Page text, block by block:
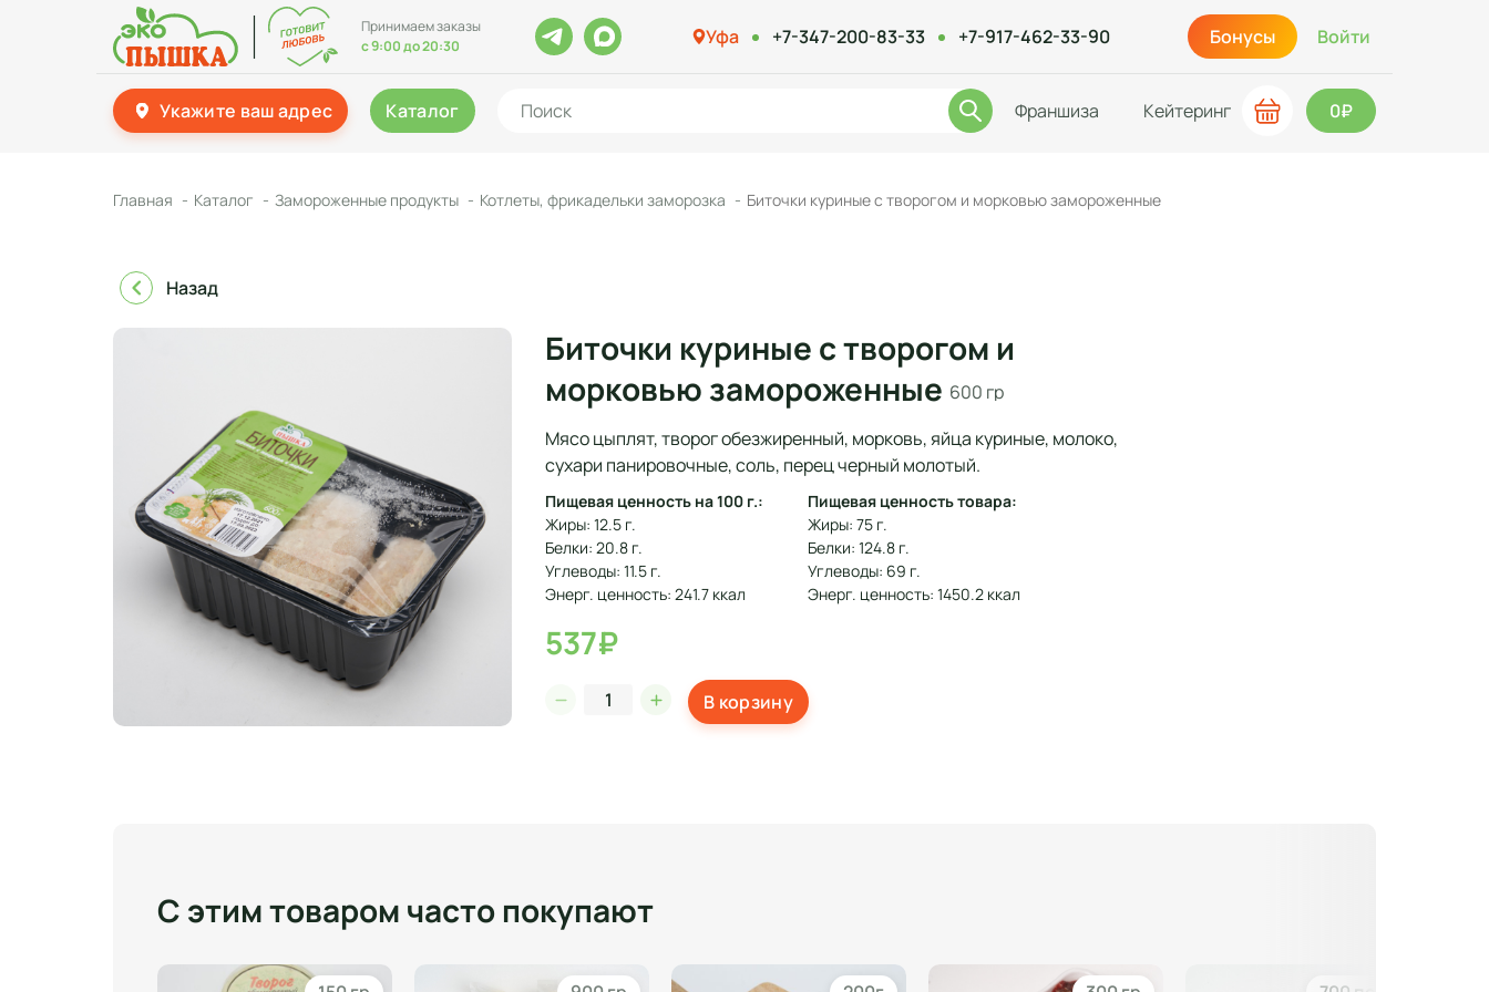
Принимаем заказы
с 9:00 до 20:30
Уфа +7-347-200-83-33 +7-917-462-33-90 Бонусы Войти
Укажите ваш адрес Каталог Франшиза Кейтеринг 0₽
Главная Каталог Замороженные продукты Котлеты, фрикадельки заморозка Биточки куриные с творогом и морковью замороженные
Назад
Биточки куриные с творогом и
морковью замороженные 600 гр
Мясо цыплят, творог обезжиренный, морковь, яйца куриные, молоко,
сухари панировочные, соль, перец черный молотый.
Пищевая ценность на 100 г.:
Жиры: 12.5 г.
Белки: 20.8 г.
Углеводы: 11.5 г.
Энерг. ценность: 241.7 ккал
Пищевая ценность товара:
Жиры: 75 г.
Белки: 124.8 г.
Углеводы: 69 г.
Энерг. ценность: 1450.2 ккал
537₽
В корзину
С этим товаром часто покупают